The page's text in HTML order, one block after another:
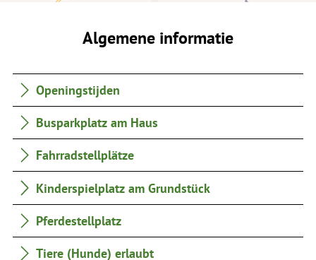
Algemene informatie
Openingstijden
Busparkplatz am Haus
Fahrradstellplätze
Kinderspielplatz am Grundstück
Pferdestellplatz
Tiere (Hunde) erlaubt